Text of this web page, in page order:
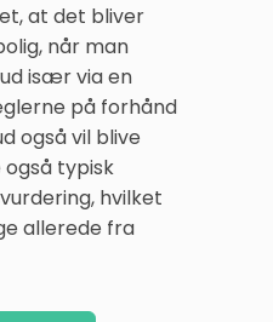
at det bliver
når man
især via en
på forhånd
også vil blive
også typisk
hvilket
allerede fra